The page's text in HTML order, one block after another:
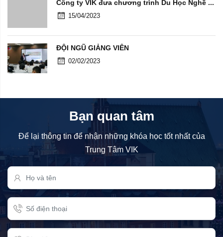
Công ty VIK đưa chương trình Du Học Nghề ...
15/04/2023
ĐỘI NGŨ GIẢNG VIÊN
02/02/2023
Bạn quan tâm
Để lại thông tin để nhận những khóa học tốt nhất của
Trung Tâm VIK